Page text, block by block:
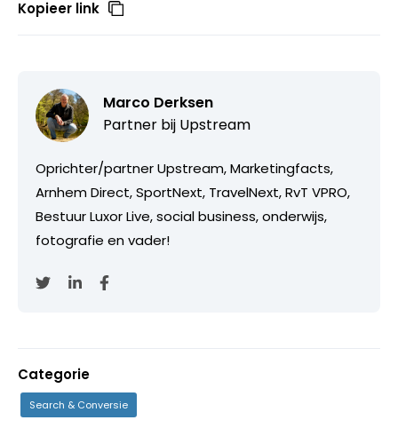
Kopieer link
Marco Derksen
Partner bij Upstream
Oprichter/partner Upstream, Marketingfacts,
Arnhem Direct, SportNext, TravelNext, RvT VPRO,
Bestuur Luxor Live, social business, onderwijs,
fotografie en vader!
Categorie
Search & Conversie